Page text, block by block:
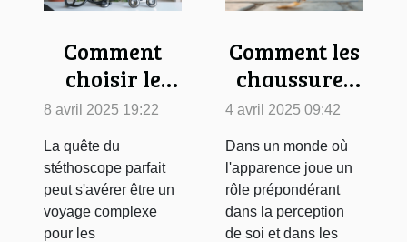
Comment
choisir le
stéthoscope
adapté à
votre
spécialité
médicale
8 avril 2025 19:22
La quête du
stéthoscope parfait
peut s'avérer être un
voyage complexe
pour les
Comment les
chaussures
rehaussantes
peuvent
booster la
confiance en
soi
4 avril 2025 09:42
Dans un monde où
l'apparence joue un
rôle prépondérant
dans la perception
de soi et dans les